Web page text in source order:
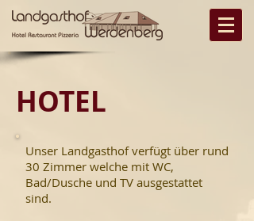
HOTEL
Unser Landgasthof verfügt über rund
30 Zimmer welche mit WC,
Bad/Dusche und TV ausgestattet
sind.